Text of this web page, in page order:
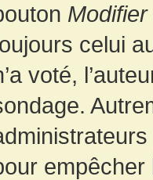
Modifier
celui
voté,